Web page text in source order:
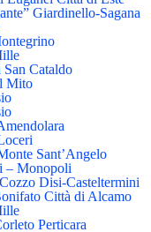
Giardinello-Sagana
Cataldo
Mito
Sant’Angelo
– Monopoli
Disi-Casteltermini
Città di Alcamo
Perticara